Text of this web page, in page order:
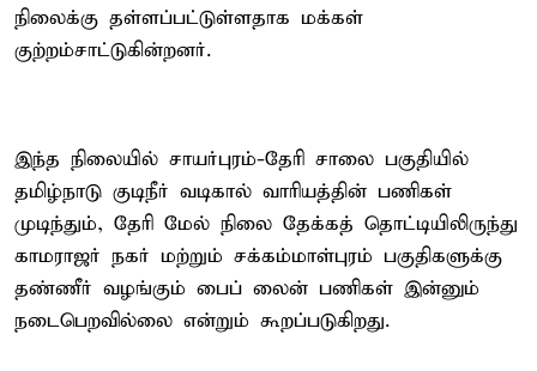
நிலைக்கு தள்ளப்பட்டுள்ளதாக மக்கள்
குற்றம்சாட்டுகின்றனர்.
இந்த நிலையில் சாயர்புரம்-தேரி சாலை பகுதியில்
தமிழ்நாடு குடிநீர் வடிகால் வாரியத்தின் பணிகள்
முடிந்தும், தேரி மேல் நிலை தேக்கத் தொட்டியிலிருந்து
காமராஜர் நகர் மற்றும் சக்கம்மாள்புரம் பகுதிகளுக்கு
தண்ணீர் வழங்கும் பைப் லைன் பணிகள் இன்னும்
நடைபெறவில்லை என்றும் கூறப்படுகிறது.